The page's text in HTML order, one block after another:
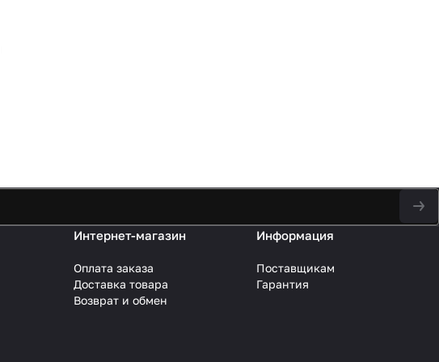
Интернет-магазин
Оплата заказа
Доставка товара
Возврат и обмен
Информация
Поставщикам
Гарантия